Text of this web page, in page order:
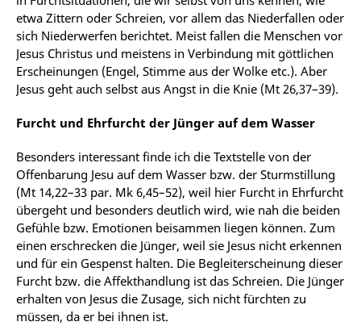
etwa Zittern oder Schreien, vor allem das Niederfallen oder
sich Niederwerfen berichtet. Meist fallen die Menschen vor
Jesus Christus und meistens in Verbindung mit göttlichen
Erscheinungen (Engel, Stimme aus der Wolke etc.). Aber
Jesus geht auch selbst aus Angst in die Knie (Mt 26,37–39).
Furcht und Ehrfurcht der Jünger auf dem Wasser
Besonders interessant finde ich die Textstelle von der
Offenbarung Jesu auf dem Wasser bzw. der Sturmstillung
(Mt 14,22–33 par. Mk 6,45–52), weil hier Furcht in Ehrfurcht
übergeht und besonders deutlich wird, wie nah die beiden
Gefühle bzw. Emotionen beisammen liegen können. Zum
einen erschrecken die Jünger, weil sie Jesus nicht erkennen
und für ein Gespenst halten. Die Begleiterscheinung dieser
Furcht bzw. die Affekthandlung ist das Schreien. Die Jünger
erhalten von Jesus die Zusage, sich nicht fürchten zu
müssen, da er bei ihnen ist.